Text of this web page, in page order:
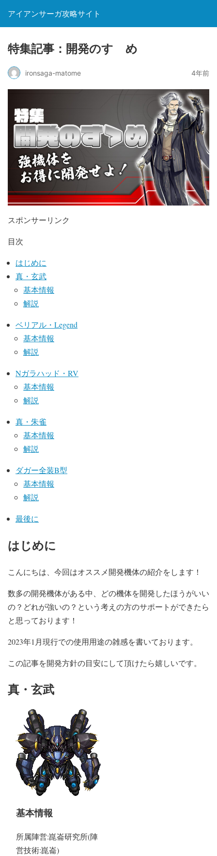
アイアンサーガ攻略サイト
特集記事：開発のすゝめ
ironsaga-matome 4年前
スポンサーリンク
目次
はじめに
真・玄武
基本情報
解説
ベリアル・Legend
基本情報
解説
Nガラハッド・RV
基本情報
解説
真・朱雀
基本情報
解説
ダガー全装B型
基本情報
解説
最後に
はじめに
こんにちは、今回はオススメ開発機体の紹介をします！
数多の開発機体がある中、どの機体を開発したほうがいい
の？どれが強いの？という考えの方のサポートができたら
と思っております！
2023年1月現行での使用用途の雑感を書いております。
この記事を開発方針の目安にして頂けたら嬉しいです。
真・玄武
基本情報
所属陣営:崑崙研究所(陣
営技術:崑崙)